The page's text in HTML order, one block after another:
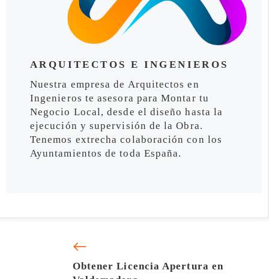
ARQUITECTOS E INGENIEROS
Nuestra empresa de Arquitectos en
Ingenieros te asesora para Montar tu
Negocio Local, desde el diseño hasta la
ejecución y supervisión de la Obra.
Tenemos extrecha colaboración con los
Ayuntamientos de toda España.
Obtener Licencia Apertura en